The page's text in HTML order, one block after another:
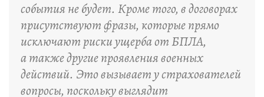
события не будет. Кроме того, в договорах
присутствуют фразы, которые прямо
исключают риски ущерба от БПЛА,
а также другие проявления военных
действий. Это вызывает у страхователей
вопросы, поскольку выглядит